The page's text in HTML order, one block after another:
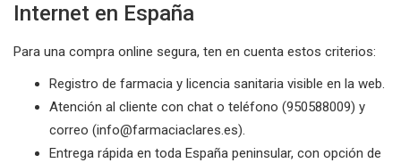
Internet en España
Para una compra online segura, ten en cuenta estos criterios:
Registro de farmacia y licencia sanitaria visible en la web.
Atención al cliente con chat o teléfono (950588009) y
correo (info@farmaciaclares.es).
Entrega rápida en toda España peninsular, con opción de